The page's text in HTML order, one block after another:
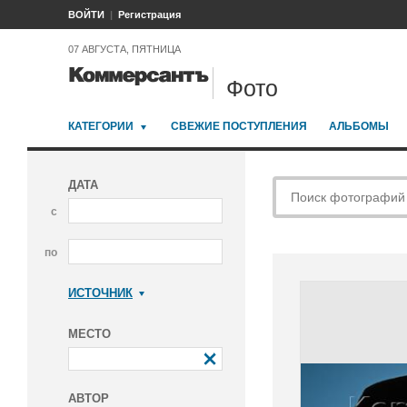
ВОЙТИ Регистрация
07 АВГУСТА, ПЯТНИЦА
Фото
КАТЕГОРИИ СВЕЖИЕ ПОСТУПЛЕНИЯ АЛЬБОМЫ
ДАТА
с
по
ИСТОЧНИК
МЕСТО
АВТОР